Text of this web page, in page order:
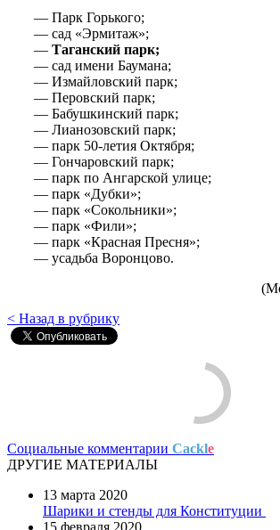
— Парк Горького;
— сад «Эрмитаж»;
— Таганский парк;
— сад имени Баумана;
— Измайловский парк;
— Перовский парк;
— Бабушкинский парк;
— Лианозовский парк;
— парк 50-летия Октября;
— Гончаровский парк;
— парк по Ангарской улице;
— парк «Дубки»;
— парк «Сокольники»;
— парк «Фили»;
— парк «Красная Пресня»;
— усадьба Воронцово.
< Назад в рубрику
Социальные комментарии Cackle
ДРУГИЕ МАТЕРИАЛЫ
13 марта 2020
Шарики и стенды для Конституции
15 февраля 2020